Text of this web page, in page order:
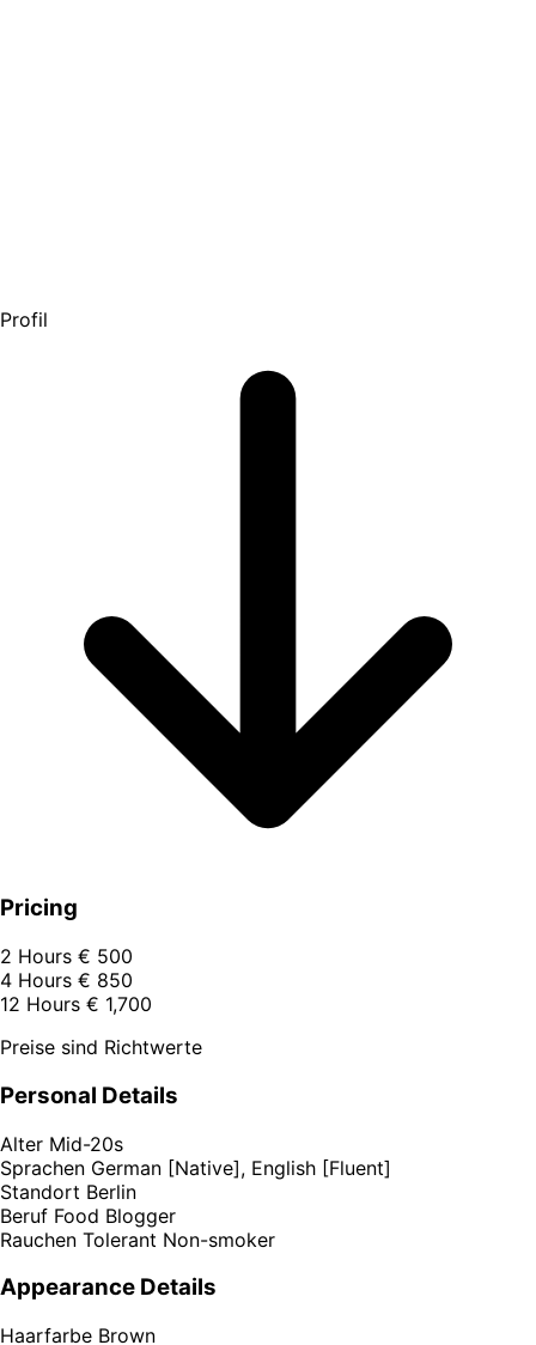
Profil
Pricing
2 Hours € 500
4 Hours € 850
12 Hours € 1,700
Preise sind Richtwerte
Personal Details
Alter Mid-20s
Sprachen German [Native], English [Fluent]
Standort Berlin
Beruf Food Blogger
Rauchen Tolerant Non-smoker
Appearance Details
Haarfarbe Brown